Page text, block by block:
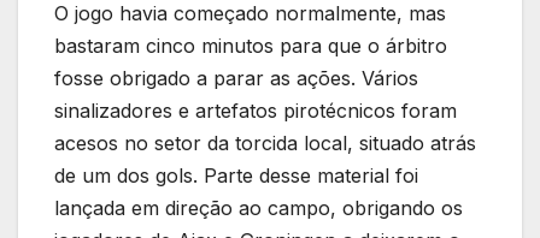
O jogo havia começado normalmente, mas
bastaram cinco minutos para que o árbitro
fosse obrigado a parar as ações. Vários
sinalizadores e artefatos pirotécnicos foram
acesos no setor da torcida local, situado atrás
de um dos gols. Parte desse material foi
lançada em direção ao campo, obrigando os